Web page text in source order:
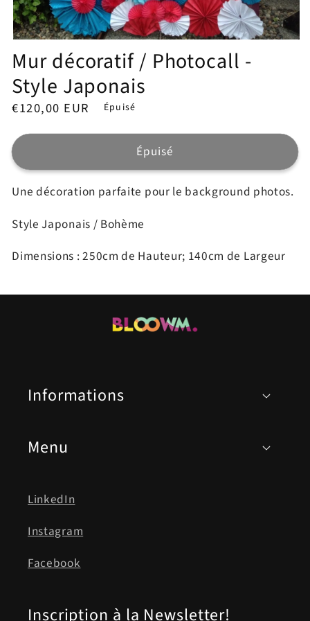
le
média
dans
une
fenêtre
modale
Mur décoratif / Photocall -
Style Japonais
Prix
€120,00 EUR Épuisé
Épuisé
Une décoration parfaite pour le background photos.
Style Japonais / Bohème
Dimensions : 250cm de Hauteur; 140cm de Largeur
Informations
Menu
LinkedIn
Instagram
Facebook
Inscription à la Newsletter!